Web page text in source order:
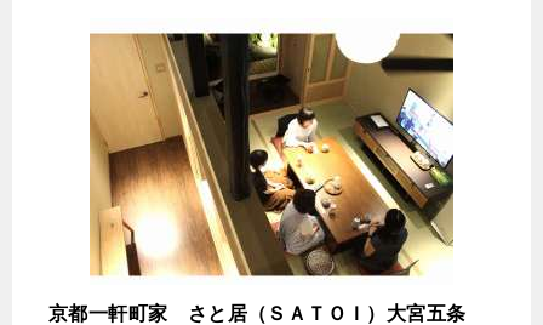
京都一軒町家 さと居（ＳＡＴＯＩ）大宮五条